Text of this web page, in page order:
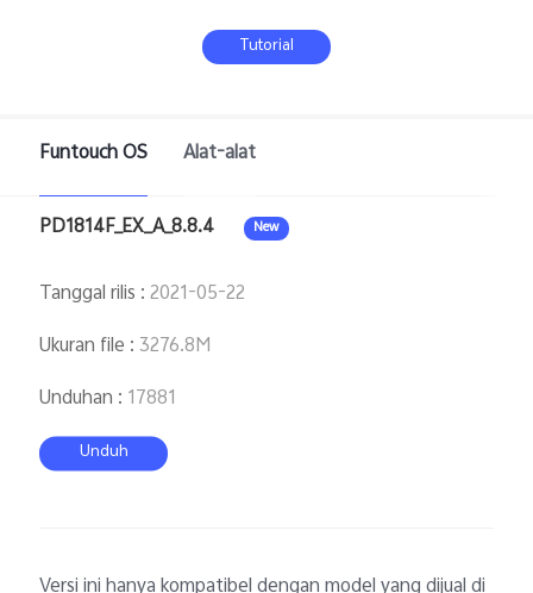
Tutorial
Funtouch OS Alat-alat
PD1814F_EX_A_8.8.4 New
Tanggal rilis :2021-05-22
Ukuran file : 3276.8M
Unduhan : 17881
Unduh